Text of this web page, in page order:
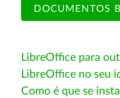
DOCUMENTOS
LibreOffice para
LibreOffice no seu
Como é que se